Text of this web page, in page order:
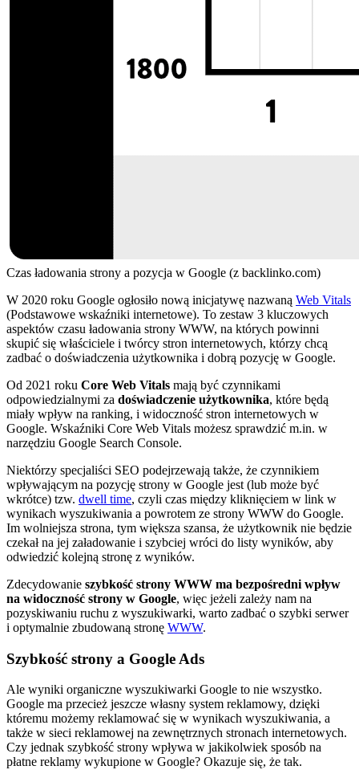
Czas ładowania strony a pozycja w Google (z backlinko.com)
W 2020 roku Google ogłosiło nową inicjatywę nazwaną Web Vitals
(Podstawowe wskaźniki internetowe). To zestaw 3 kluczowych
aspektów czasu ładowania strony WWW, na których powinni
skupić się właściciele i twórcy stron internetowych, którzy chcą
zadbać o doświadczenia użytkownika i dobrą pozycję w Google.
Od 2021 roku Core Web Vitals mają być czynnikami
odpowiedzialnymi za doświadczenie użytkownika, które będą
miały wpływ na ranking, i widoczność stron internetowych w
Google. Wskaźniki Core Web Vitals możesz sprawdzić m.in. w
narzędziu Google Search Console.
Niektórzy specjaliści SEO podejrzewają także, że czynnikiem
wpływającym na pozycję strony w Google jest (lub może być
wkrótce) tzw. dwell time, czyli czas między kliknięciem w link w
wynikach wyszukiwania a powrotem ze strony WWW do Google.
Im wolniejsza strona, tym większa szansa, że użytkownik nie będzie
czekał na jej załadowanie i szybciej wróci do listy wyników, aby
odwiedzić kolejną stronę z wyników.
Zdecydowanie szybkość strony WWW ma bezpośredni wpływ
na widoczność strony w Google, więc jeżeli zależy nam na
pozyskiwaniu ruchu z wyszukiwarki, warto zadbać o szybki serwer
i optymalnie zbudowaną stronę WWW.
Szybkość strony a Google Ads
Ale wyniki organiczne wyszukiwarki Google to nie wszystko.
Google ma przecież jeszcze własny system reklamowy, dzięki
któremu możemy reklamować się w wynikach wyszukiwania, a
także w sieci reklamowej na zewnętrznych stronach internetowych.
Czy jednak szybkość strony wpływa w jakikolwiek sposób na
płatne reklamy wykupione w Google? Okazuje się, że tak.